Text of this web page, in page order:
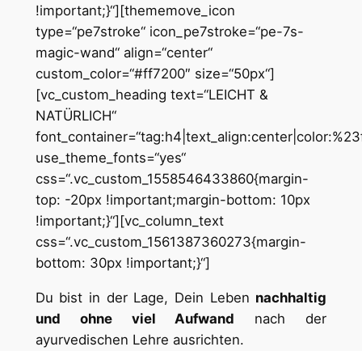
!important;}“][thememove_icon
type=“pe7stroke“ icon_pe7stroke=“pe-7s-
magic-wand“ align=“center“
custom_color=“#ff7200″ size=“50px“]
[vc_custom_heading text=“LEICHT &
NATÜRLICH“
use_theme_fonts=“yes“
css=“.vc_custom_1558546433860{margin-
top: -20px !important;margin-bottom: 10px
!important;}“][vc_column_text
css=“.vc_custom_1561387360273{margin-
bottom: 30px !important;}“]
Du bist in der Lage, Dein Leben nachhaltig
und ohne viel Aufwand nach der
ayurvedischen Lehre ausrichten.